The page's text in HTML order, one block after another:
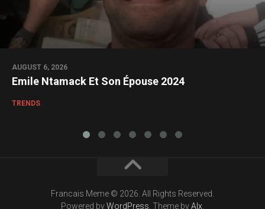
AUGUST 6, 2026
Emile Ntamack Et Son Épouse 2024
TRENDS
Francais Meme © 2026. All Rights Reserved.
Powered byWordPress . Theme byAlx